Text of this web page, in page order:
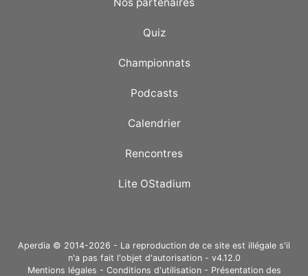
Quiz
Championnats
Podcasts
Calendrier
Rencontres
Lite OStadium
Aperdia © 2014-2026 - La reproduction de ce site est illégale s'il
n'a pas fait l'objet d'autorisation - v4.12.0
Mentions légales - Conditions d'utilisation- Présentation des